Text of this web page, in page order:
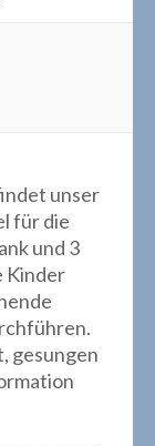
unser
für die
und 3
Kinder
gesungen